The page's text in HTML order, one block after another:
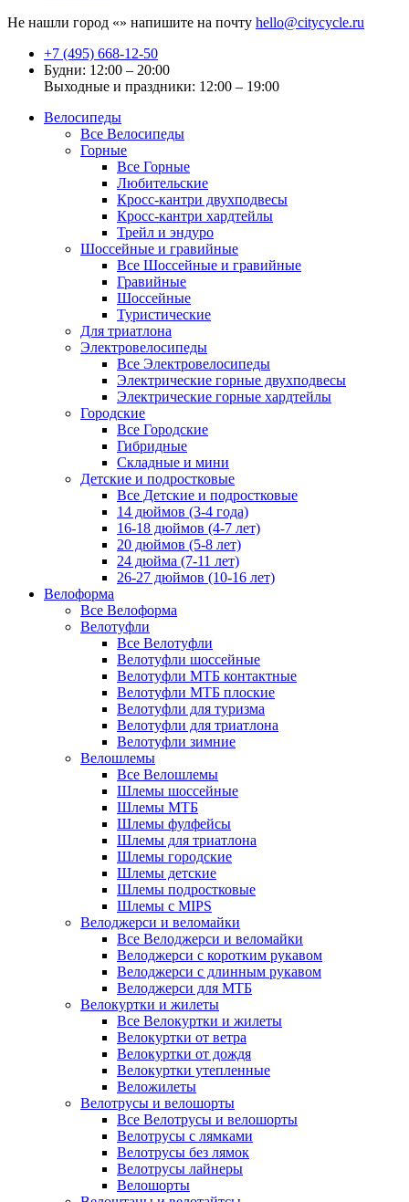
Не нашли город «» напишите на почту hello@citycycle.ru
+7 (495) 668-12-50
Будни: 12:00 – 20:00
Выходные и праздники: 12:00 – 19:00
Велосипеды
Все Велосипеды
Горные
Все Горные
Любительские
Кросс-кантри двухподвесы
Кросс-кантри хардтейлы
Трейл и эндуро
Шоссейные и гравийные
Все Шоссейные и гравийные
Гравийные
Шоссейные
Туристические
Для триатлона
Электровелосипеды
Все Электровелосипеды
Электрические горные двухподвесы
Электрические горные хардтейлы
Городские
Все Городские
Гибридные
Складные и мини
Детские и подростковые
Все Детские и подростковые
14 дюймов (3-4 года)
16-18 дюймов (4-7 лет)
20 дюймов (5-8 лет)
24 дюйма (7-11 лет)
26-27 дюймов (10-16 лет)
Велоформа
Все Велоформа
Велотуфли
Все Велотуфли
Велотуфли шоссейные
Велотуфли МТБ контактные
Велотуфли МТБ плоские
Велотуфли для туризма
Велотуфли для триатлона
Велотуфли зимние
Велошлемы
Все Велошлемы
Шлемы шоссейные
Шлемы МТБ
Шлемы фулфейсы
Шлемы для триатлона
Шлемы городские
Шлемы детские
Шлемы подростковые
Шлемы с MIPS
Велоджерси и веломайки
Все Велоджерси и веломайки
Велоджерси с коротким рукавом
Велоджерси с длинным рукавом
Велоджерси для МТБ
Велокуртки и жилеты
Все Велокуртки и жилеты
Велокуртки от ветра
Велокуртки от дождя
Велокуртки утепленные
Веложилеты
Велотрусы и велошорты
Все Велотрусы и велошорты
Велотрусы с лямками
Велотрусы без лямок
Велотрусы лайнеры
Велошорты